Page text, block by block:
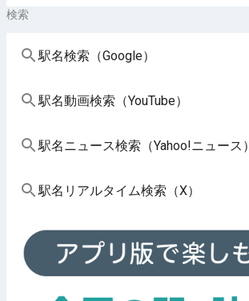
検索
駅名検索（Google）
駅名動画検索（YouTube）
駅名ニュース検索（Yahoo!ニュース）
駅名リアルタイム検索（X）